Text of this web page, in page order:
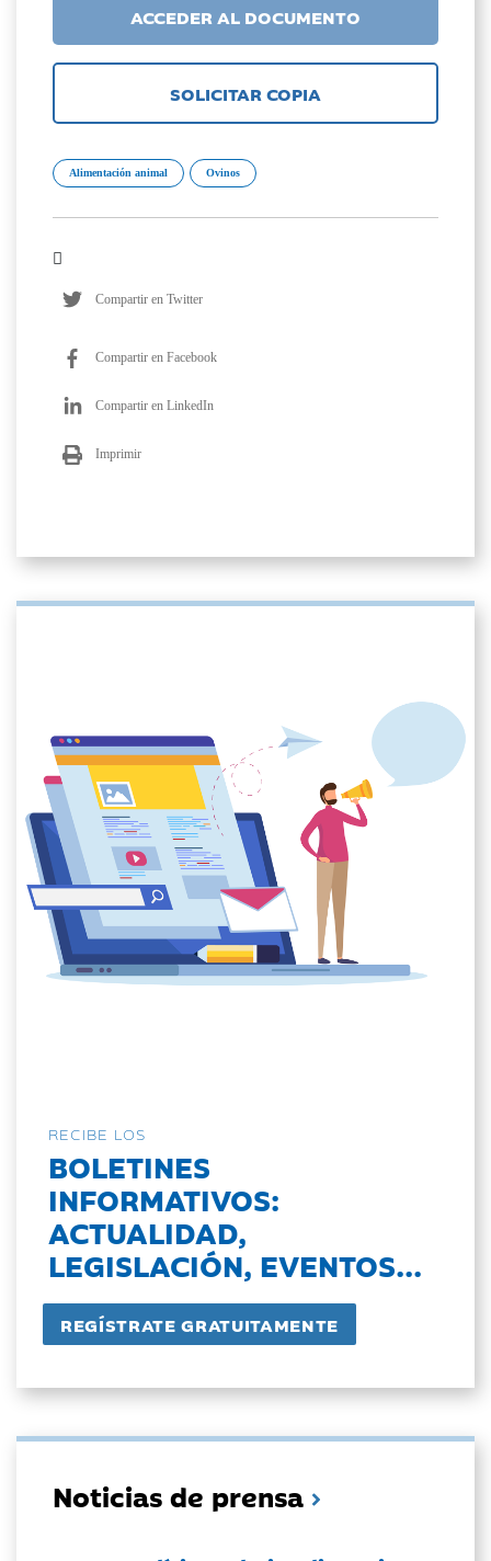
ACCEDER AL DOCUMENTO
SOLICITAR COPIA
Alimentación animal Ovinos
Compartir en Twitter
Compartir en Facebook
Compartir en LinkedIn
Imprimir
RECIBE LOS
BOLETINES
INFORMATIVOS:
ACTUALIDAD,
LEGISLACIÓN, EVENTOS...
Noticias de prensa